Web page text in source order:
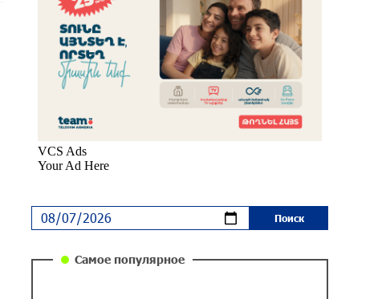
Правовой терроризм как начало
падения власти: пример Гагика
Царукяна и горькие уроки истории:
«Паст»
около одного месяца назад
Размик Марукян стал обладателем
«Росатом» готов построить новые АЭС,
Самое популярное